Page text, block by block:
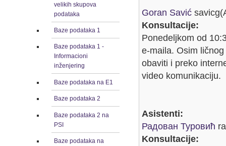
velikih skupova
podataka
Baze podataka 1
Baze podataka 1 -
Informacioni
inženjering
Baze podataka na E1
Baze podataka 2
Baze podataka 2 na
PSI
Baze podataka na
Goran Savić
Konsultacije:
Ponedeljkom od
e-maila. Osim
obaviti i preko
video komunikaciju.
Asistenti:
Радован Туровић
Konsultacije: